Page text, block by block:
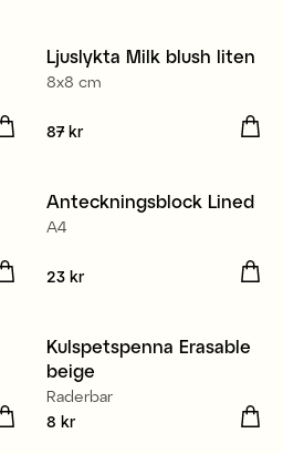
Ljuslykta Milk blush liten
8x8 cm
Pris:
87 kr
Anteckningsblock Lined
A4
Pris:
23 kr
Kulspetspenna Erasable
beige
Raderbar
Pris
8 kr